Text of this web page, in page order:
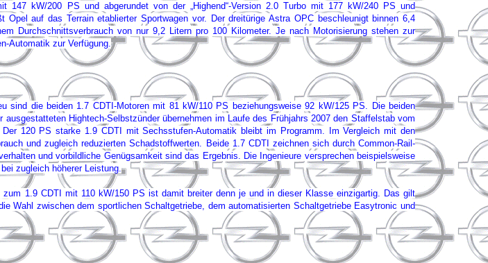
147 kW/200 PS und abgerundet von der „Highend“-Version 2.0 Turbo mit 177 kW/240 PS und
auf das Terrain etablierter Sportwagen vor. Der dreitürige Astra OPC beschleunigt binnen 6,4
Durchschnittsverbrauch von nur 9,2 Litern pro 100 Kilometer. Je nach Motorisierung stehen zur
Automatik zur Verfügung.
sind die beiden 1.7 CDTI-Motoren mit 81 kW/110 PS beziehungsweise 92 kW/125 PS. Die beiden
Hightech-Selbstzünder übernehmen im Laufe des Frühjahrs 2007 den Staffelstab vom
120 PS starke 1.9 CDTI mit Sechsstufen-Automatik bleibt im Programm. Im Vergleich mit den
und zugleich reduzierten Schadstoffwerten. Beide 1.7 CDTI zeichnen sich durch Common-Rail-
und vorbildliche Genügsamkeit sind das Ergebnis. Die Ingenieure versprechen beispielsweise
zugleich höherer Leistung.
1.9 CDTI mit 110 kW/150 PS ist damit breiter denn je und in dieser Klasse einzigartig. Das gilt
Wahl zwischen dem sportlichen Schaltgetriebe, dem automatisierten Schaltgetriebe Easytronic und